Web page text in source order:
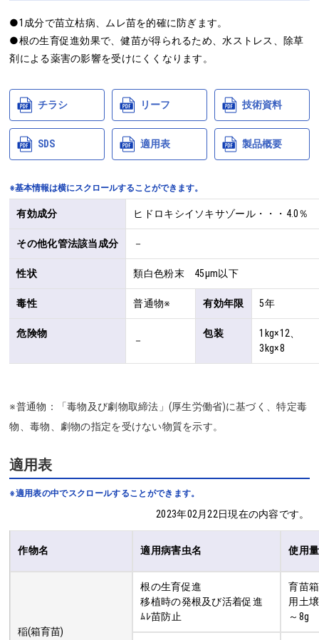
●1成分で苗立枯病、ムレ苗を的確に防ぎます。
●根の生育促進効果で、健苗が得られるため、水ストレス、除草
剤による薬害の影響を受けにくくなります。
チラシ リーフ 技術資料
SDS 適用表 製品概要
※基本情報は横にスクロールすることができます。
有効成分 ヒドロキシイソキサゾール・・・4.0％
その他化管法該当成分 －
性状 類白色粉末 45μm以下
毒性 普通物※ 有効年限 5年
危険物
－
包装
1kg×12、
3kg×8
※普通物：「毒物及び劇物取締法」(厚生労働省)に基づく、特定毒
物、毒物、劇物の指定を受けない物質を示す。
適用表
※適用表の中でスクロールすることができます。
2023年02月22日現在の内容です。
作物名 適用病害虫名 使用量
稲(箱育苗)
根の生育促進
移植時の発根及び活着促進
ﾑﾚ苗防止
育苗
用土
～8g